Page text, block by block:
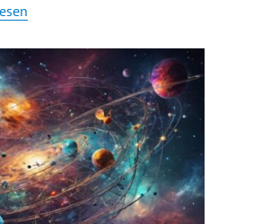
sucht Künstlerinnen und Künstler“